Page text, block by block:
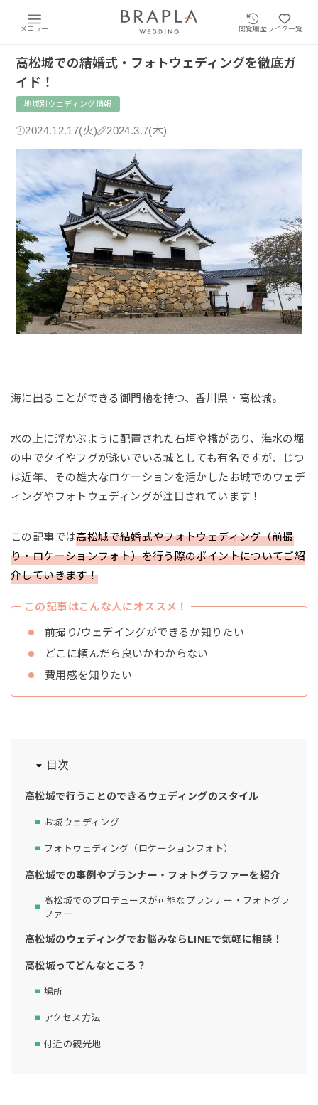
メニュー 閲覧履歴ライク一覧
高松城での結婚式・フォトウェディングを徹底ガ
イド！
地域別ウェディング情報
2024.12.17(火) 2024.3.7(木)
海に出ることができる御門櫓を持つ、香川県・高松城。
水の上に浮かぶように配置された石垣や橋があり、海水の堀
の中でタイやフグが泳いでいる城としても有名ですが、じつ
は近年、その雄大なロケーションを活かしたお城でのウェデ
ィングやフォトウェディングが注目されています！
この記事では高松城で結婚式やフォトウェディング（前撮
り・ロケーションフォト）を行う際のポイントについてご紹
介していきます！
この記事はこんな人にオススメ！
前撮り/ウェデイングができるか知りたい
どこに頼んだら良いかわからない
費用感を知りたい
目次
高松城で行うことのできるウェディングのスタイル
お城ウェディング
フォトウェディング（ロケーションフォト）
高松城での事例やプランナー・フォトグラファーを紹介
高松城でのプロデュースが可能なプランナー・フォトグラ
ファー
高松城のウェディングでお悩みならLINEで気軽に相談！
高松城ってどんなところ？
場所
アクセス方法
付近の観光地